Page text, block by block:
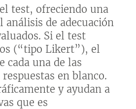
test, ofreciendo una
de adecuación
Si el test
(“tipo Likert”), el
cada una de las
en blanco.
y ayudan a
que es